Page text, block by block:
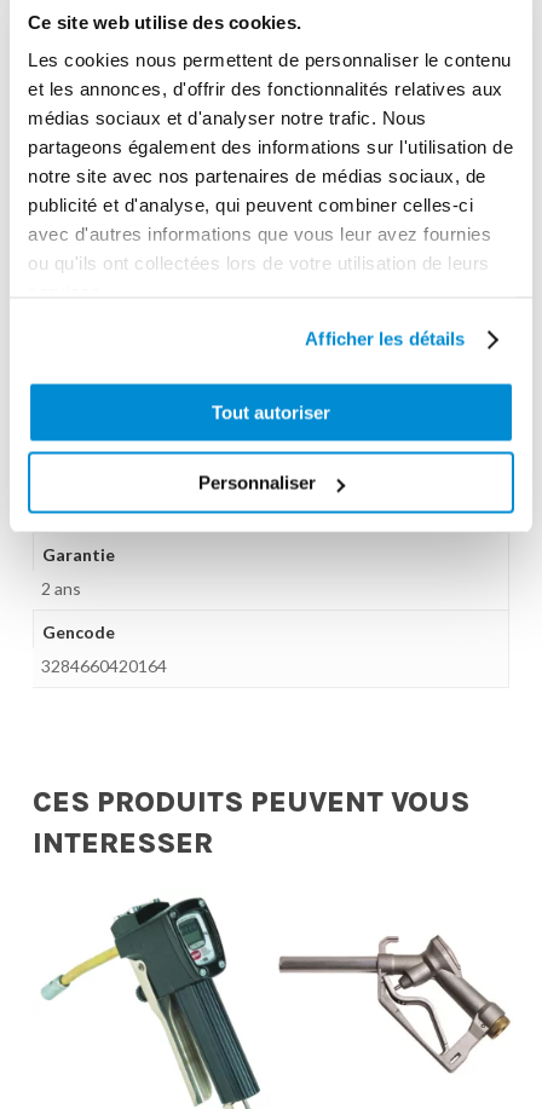
Ce site web utilise des cookies.
Les cookies nous permettent de personnaliser le contenu
et les annonces, d'offrir des fonctionnalités relatives aux
médias sociaux et d'analyser notre trafic. Nous
partageons également des informations sur l'utilisation de
notre site avec nos partenaires de médias sociaux, de
publicité et d'analyse, qui peuvent combiner celles-ci
avec d'autres informations que vous leur avez fournies
ou qu'ils ont collectées lors de votre utilisation de leurs
Afficher les détails
Tout autoriser
Personnaliser
Taille max des particules
Longueur max d'aspiration
5 m
Longueur max distribution
70 m
Gamme tarifaire
Equipements d'atelier
1.4300
Garantie
2 ans
Gencode
3284660420164
CES PRODUITS PEUVENT VOUS
INTERESSER